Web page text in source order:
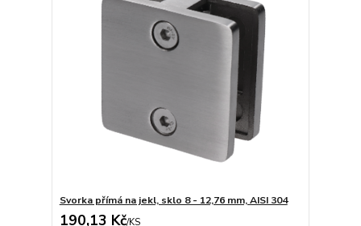
Svorka přímá na jekl, sklo 8 - 12,76 mm, AISI 304
190,13 Kč/KS